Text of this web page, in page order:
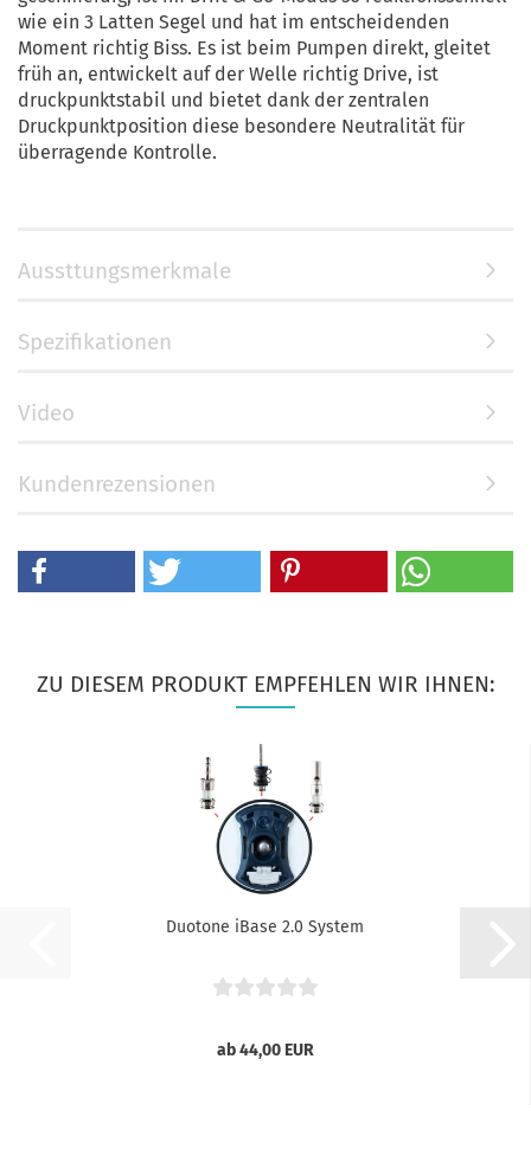
wie ein 3 Latten Segel und hat im entscheidenden
Moment richtig Biss. Es ist beim Pumpen direkt, gleitet
früh an, entwickelt auf der Welle richtig Drive, ist
druckpunktstabil und bietet dank der zentralen
Druckpunktposition diese besondere Neutralität für
überragende Kontrolle.
Aussttungsmerkmale
Spezifikationen
Video
Kundenrezensionen
ZU DIESEM PRODUKT EMPFEHLEN WIR IHNEN:
Duotone iBase 2.0 System
ab 44,00 EUR